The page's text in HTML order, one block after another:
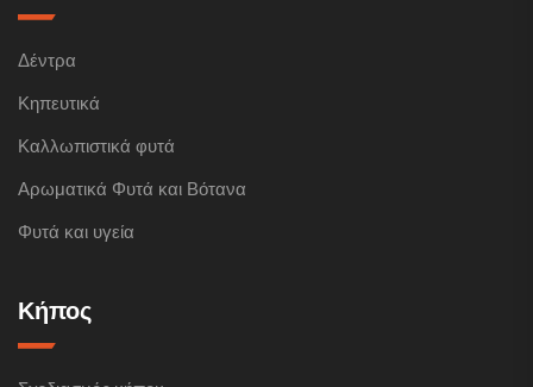
Δέντρα
Κηπευτικά
Καλλωπιστικά φυτά
Αρωματικά Φυτά και Βότανα
Φυτά και υγεία
Κήπος